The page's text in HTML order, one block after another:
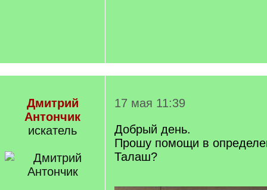
Дмитрий
Антончик
искатель
17 мая 11:39
Добрый день.
Прошу помощи в
Талаш?